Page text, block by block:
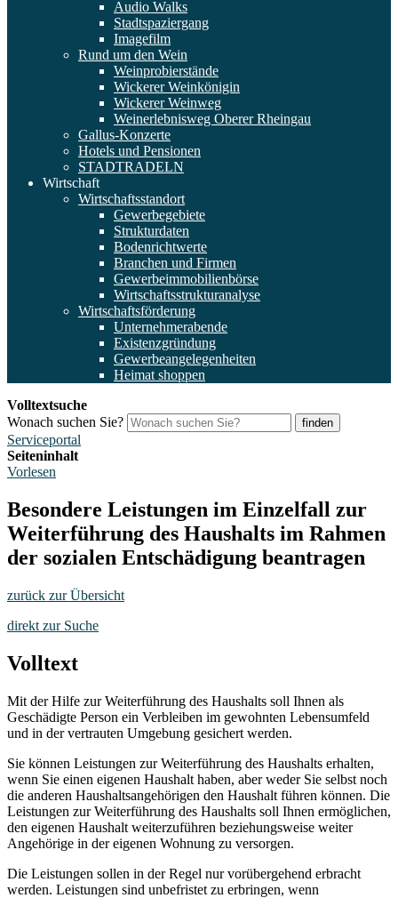
Audio Walks
Stadtspaziergang
Imagefilm
Rund um den Wein
Weinprobierstände
Wickerer Weinkönigin
Wickerer Weinweg
Weinerlebnisweg Oberer Rheingau
Gallus-Konzerte
Hotels und Pensionen
STADTRADELN
Wirtschaft
Wirtschaftsstandort
Gewerbegebiete
Strukturdaten
Bodenrichtwerte
Branchen und Firmen
Gewerbeimmobilienbörse
Wirtschaftsstrukturanalyse
Wirtschaftsförderung
Unternehmerabende
Existenzgründung
Gewerbeangelegenheiten
Heimat shoppen
Volltextsuche
Wonach suchen Sie?
finden
Serviceportal
Seiteninhalt
Vorlesen
Besondere Leistungen im Einzelfall zur
Weiterführung des Haushalts im Rahmen
der sozialen Entschädigung beantragen
zurück zur Übersicht
direkt zur Suche
Volltext
Mit der Hilfe zur Weiterführung des Haushalts soll Ihnen als
Geschädigte Person ein Verbleiben im gewohnten Lebensumfeld
und in der vertrauten Umgebung gesichert werden.
Sie können Leistungen zur Weiterführung des Haushalts erhalten,
wenn Sie einen eigenen Haushalt haben, aber weder Sie selbst noch
die anderen Haushaltsangehörigen den Haushalt führen können. Die
Leistungen zur Weiterführung des Haushalts soll Ihnen ermöglichen,
den eigenen Haushalt weiterzuführen beziehungsweise weiter
Angehörige in der eigenen Wohnung zu versorgen.
Die Leistungen sollen in der Regel nur vorübergehend erbracht
werden. Leistungen sind unbefristet zu erbringen, wenn